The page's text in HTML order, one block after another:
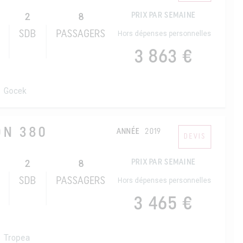
2
SDB
8
PASSAGERS
PRIX PAR SEMAINE
Hors dépenses personnelles
3 863 €
Gocek
380 ANNÉE 2019
DEVIS
2
SDB
8
PASSAGERS
PRIX PAR SEMAINE
Hors dépenses personnelles
3 465 €
Tropea